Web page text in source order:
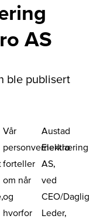
AS
ble publisert
Vår
personvernerklæring
forteller
om når
og
hvorfor
Austad
Elektro
AS,
ved
CEO/Daglig
Leder,